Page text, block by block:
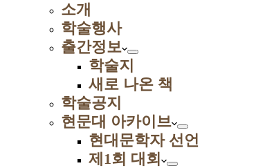
소개
학술행사
출간정보
학술지
새로 나온 책
학술공지
현문대 아카이브
현대문학자 선언
제1회 대회